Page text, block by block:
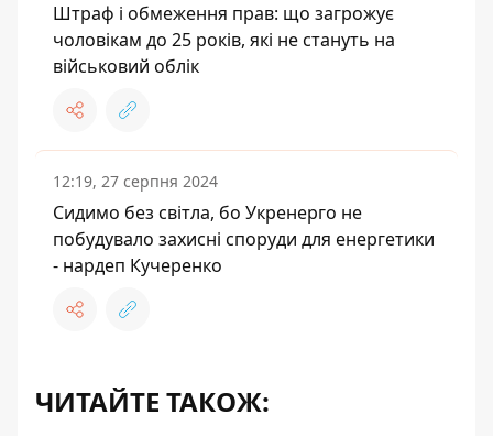
Штраф і обмеження прав: що загрожує
чоловікам до 25 років, які не стануть на
військовий облік
12:19, 27 серпня 2024
Сидимо без світла, бо Укренерго не
побудувало захисні споруди для енергетики
- нардеп Кучеренко
ЧИТАЙТЕ ТАКОЖ: